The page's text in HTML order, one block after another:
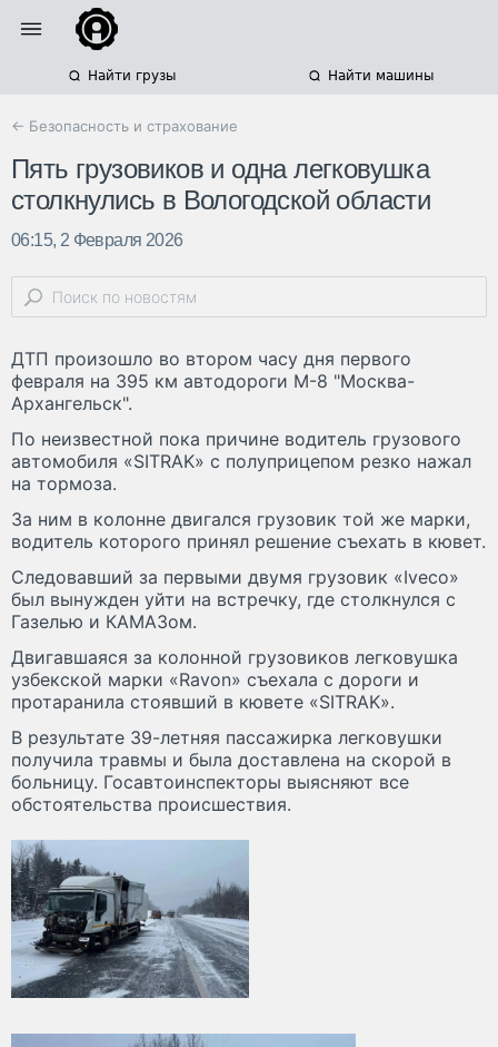
Найти грузы Найти машины
← Безопасность и страхование
Пять грузовиков и одна легковушка
столкнулись в Вологодской области
06:15, 2 Февраля 2026
ДТП произошло во втором часу дня первого
февраля на 395 км автодороги М-8 "Москва-
Архангельск".
По неизвестной пока причине водитель грузового
автомобиля «SITRAK» с полуприцепом резко нажал
на тормоза.
За ним в колонне двигался грузовик той же марки,
водитель которого принял решение съехать в кювет.
Следовавший за первыми двумя грузовик «Iveco»
был вынужден уйти на встречку, где столкнулся с
Газелью и КАМАЗом.
Двигавшаяся за колонной грузовиков легковушка
узбекской марки «Ravon» съехала с дороги и
протаранила стоявший в кювете «SITRAK».
В результате 39-летняя пассажирка легковушки
получила травмы и была доставлена на скорой в
больницу. Госавтоинспекторы выясняют все
обстоятельства происшествия.